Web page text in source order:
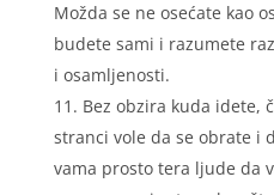
Možda se ne osećate kao
budete sami i razumete
i osamljenosti.
Bez obzira kuda idete,
stranci vole da se obrate i
vama prosto tera ljude da